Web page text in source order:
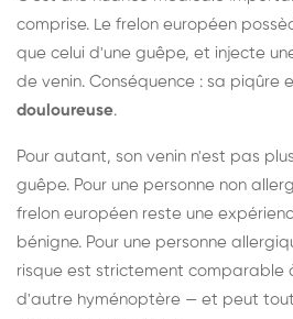
comprise. Le frelon européen
que celui d'une guêpe, et injecte
de venin. Conséquence : sa piqûre
douloureuse.
Pour autant, son venin n'est pas
guêpe. Pour une personne non
frelon européen reste une
bénigne. Pour une personne
risque est strictement comparable
d'autre hyménoptère — et peut